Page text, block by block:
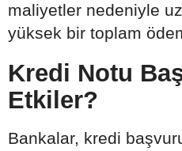
maliyetler nedeniyle
yüksek bir toplam
Kredi Notu
Etkiler?
Bankalar, kredi